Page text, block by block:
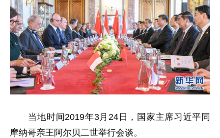
当地时间2019年3月24日，国家主席习近平同
摩纳哥亲王阿尔贝二世举行会谈。